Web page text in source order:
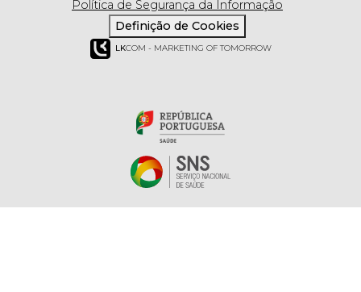
Política de Segurança da Informação
Definição de Cookies
LKCOM - MARKETING OF TOMORROW